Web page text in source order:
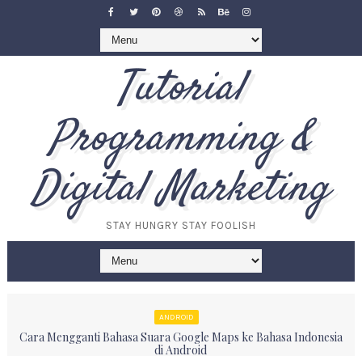
Tutorial
Programming &
Digital Marketing
STAY HUNGRY STAY FOOLISH
ANDROID
Cara Mengganti Bahasa Suara Google Maps ke Bahasa Indonesia
di Android